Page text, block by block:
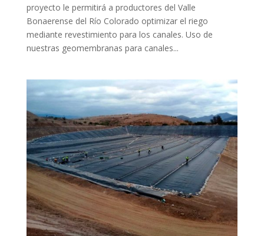
proyecto le permitirá a productores del Valle
Bonaerense del Río Colorado optimizar el riego
mediante revestimiento para los canales. Uso de
nuestras geomembranas para canales...